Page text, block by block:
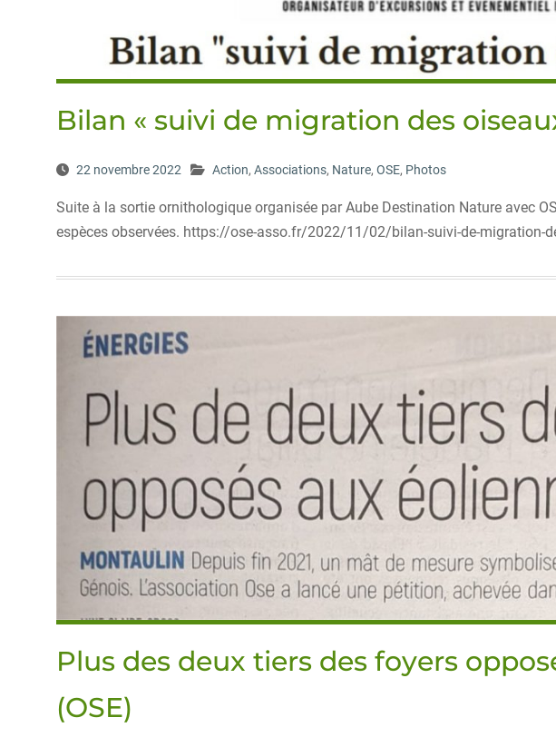
Bilan « suivi de migration des
22 novembre 2022 Action, Associations, Nature, OSE, Photos
Suite à la sortie ornithologique organisée par Aube Destination Nature avec
espèces observées. https://ose-asso.fr/2022/11/02/bilan-suivi-de-migration-
Plus des deux tiers des foyers
(OSE)